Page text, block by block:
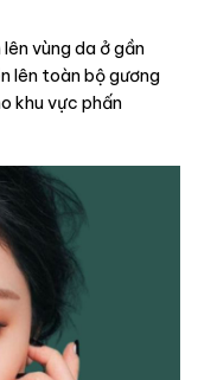
vùng da ở gần
lên toàn bộ gương
khu vực phấn